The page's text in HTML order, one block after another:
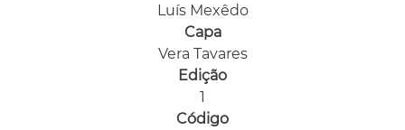
Luís Mexêdo
Capa
Vera Tavares
Edição
1
Código